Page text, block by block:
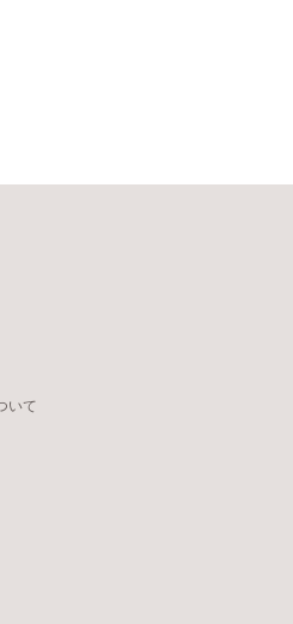
いて